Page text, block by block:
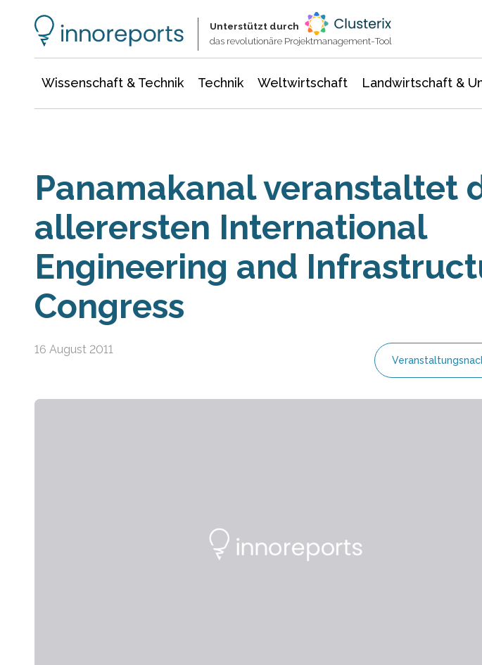
Unterstützt durch
das revolutionäre Projektmanagement-Tool
Wissenschaft & Technik Technik Weltwirtschaft Landwirtschaft &
Panamakanal veranstaltet
allerersten International
Engineering and
Congress
16 August 2011